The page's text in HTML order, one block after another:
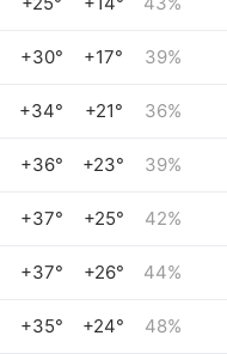
+30° +17° 39%
+34° +21° 36%
+36° +23° 39%
+37° +25° 42%
+37° +26° 44%
+35° +24° 48%